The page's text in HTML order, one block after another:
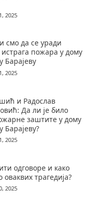
2025
смо да се уради
пожара у дому
Барајеву
2025
и Радослав
Да ли је било
заштите у дому
Барајеву?
2025
одговоре и како
оваквих трагедија?
2025